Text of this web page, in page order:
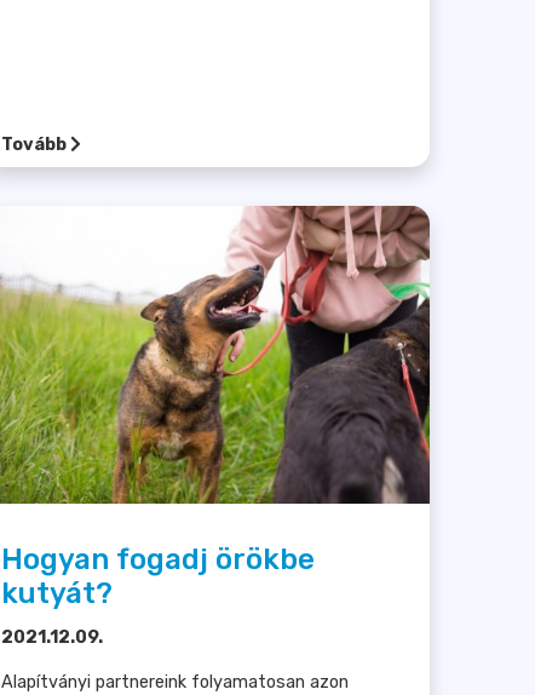
Tovább
Hogyan fogadj örökbe
kutyát?
2021.12.09.
Alapítványi partnereink folyamatosan azon